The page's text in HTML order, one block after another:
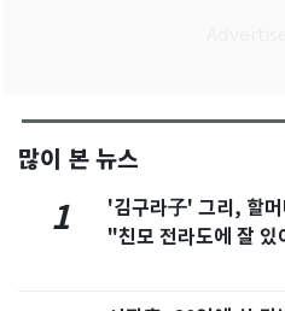
많이 본 뉴스
1
'김구라子' 그리, 할머
"친모 전라도에 잘